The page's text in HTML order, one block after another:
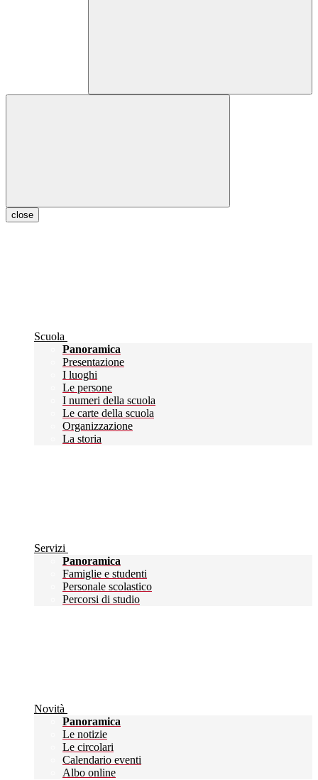
close
Scuola
Panoramica
Presentazione
I luoghi
Le persone
I numeri della scuola
Le carte della scuola
Organizzazione
La storia
Servizi
Panoramica
Famiglie e studenti
Personale scolastico
Percorsi di studio
Novità
Panoramica
Le notizie
Le circolari
Calendario eventi
Albo online